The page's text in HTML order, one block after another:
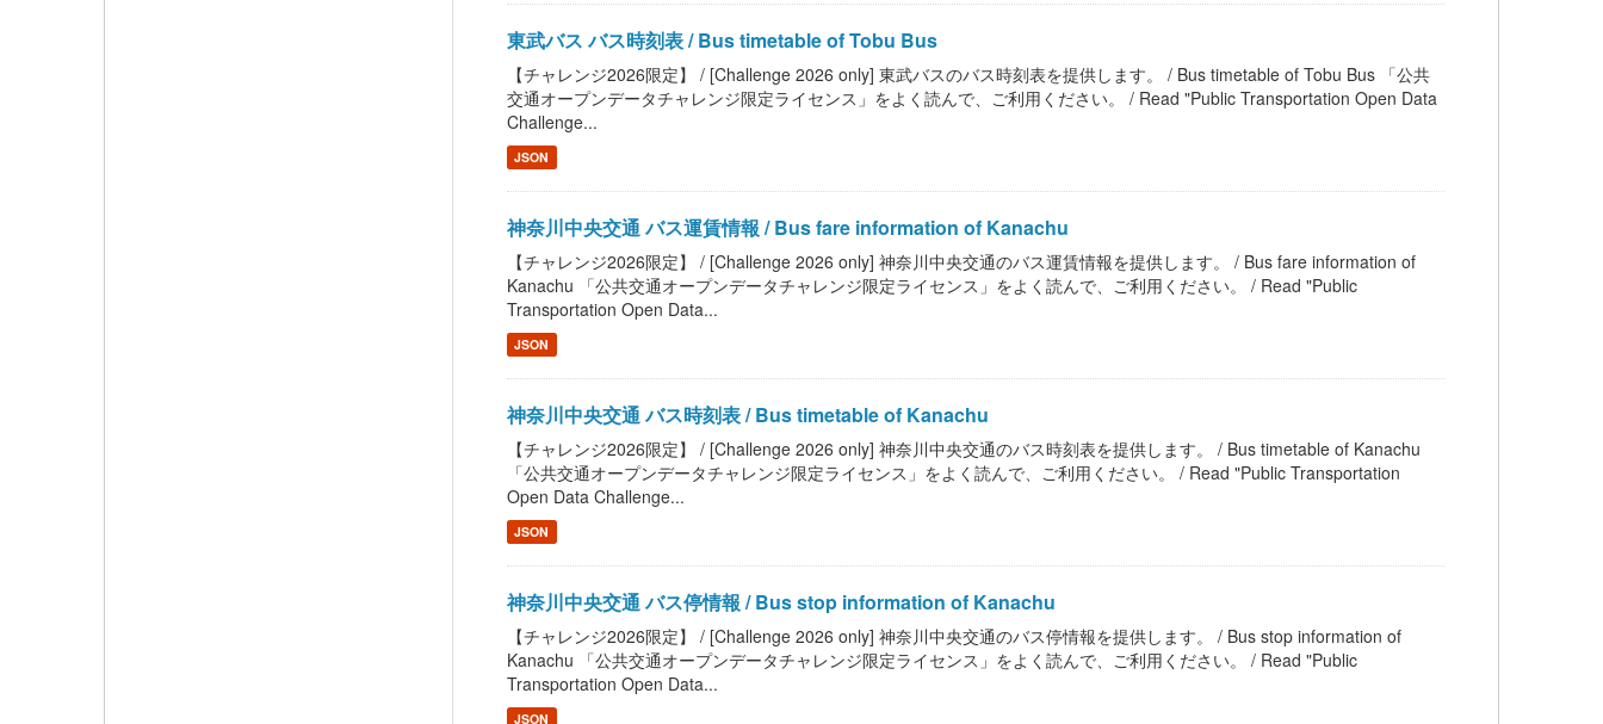
東武バス バス時刻表 / Bus timetable of Tobu Bus
【チャレンジ2026限定】 / [Challenge 2026 only] 東武バスのバス時刻表を提供します。 / Bus timetable of Tobu Bus 「公共
交通オープンデータチャレンジ限定ライセンス」をよく読んで、ご利用ください。 / Read "Public Transportation Open Data
Challenge...
JSON
神奈川中央交通 バス運賃情報 / Bus fare information of Kanachu
【チャレンジ2026限定】 / [Challenge 2026 only] 神奈川中央交通のバス運賃情報を提供します。 / Bus fare information of
Kanachu 「公共交通オープンデータチャレンジ限定ライセンス」をよく読んで、ご利用ください。 / Read "Public
Transportation Open Data...
JSON
神奈川中央交通 バス時刻表 / Bus timetable of Kanachu
【チャレンジ2026限定】 / [Challenge 2026 only] 神奈川中央交通のバス時刻表を提供します。 / Bus timetable of Kanachu
「公共交通オープンデータチャレンジ限定ライセンス」をよく読んで、ご利用ください。 / Read "Public Transportation
Open Data Challenge...
JSON
神奈川中央交通 バス停情報 / Bus stop information of Kanachu
【チャレンジ2026限定】 / [Challenge 2026 only] 神奈川中央交通のバス停情報を提供します。 / Bus stop information of
Kanachu 「公共交通オープンデータチャレンジ限定ライセンス」をよく読んで、ご利用ください。 / Read "Public
Transportation Open Data...
JSON